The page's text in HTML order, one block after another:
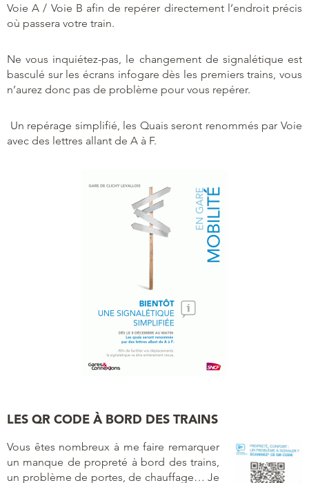
Voie A / Voie B afin de repérer directement l’endroit précis
où passera votre train.
Ne vous inquiétez-pas, le changement de signalétique est
basculé sur les écrans infogare dès les premiers trains, vous
n’aurez donc pas de problème pour vous repérer.
Un repérage simplifié, les Quais seront renommés par Voie
avec des lettres allant de A à F.
LES QR CODE À BORD DES TRAINS
Vous êtes nombreux à me faire remarquer
un manque de propreté à bord des trains,
un problème de portes, de chauffage… Je